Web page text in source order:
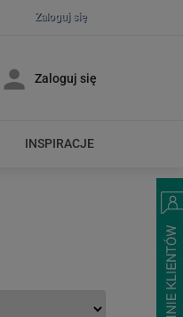
Zaloguj się
Zaloguj się
INSPIRACJE